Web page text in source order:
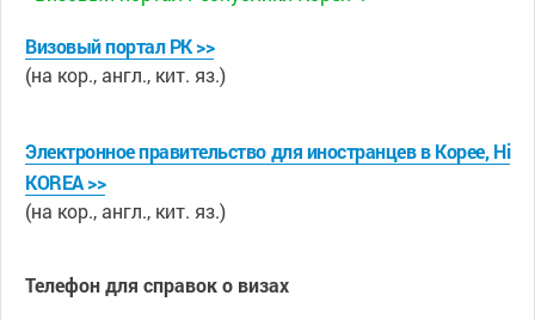
Визовый портал РК >>
(на кор., англ., кит. яз.)
Электронное правительство для иностранцев в Корее, Hi
KOREA >>
(на кор., англ., кит. яз.)
Телефон для справок о визах